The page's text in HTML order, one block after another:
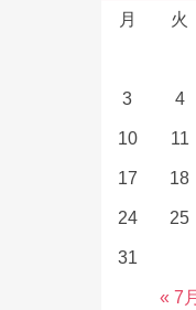
月 火
« 7月
3 4
10 11
17 18
24 25
31